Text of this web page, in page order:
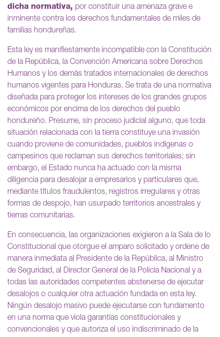
dicha normativa, por constituir una amenaza grave e
inminente contra los derechos fundamentales de miles de
familias hondureñas.
Esta ley es manifiestamente incompatible con la Constitución
de la República, la Convención Americana sobre Derechos
Humanos y los demás tratados internacionales de derechos
humanos vigentes para Honduras. Se trata de una normativa
diseñada para proteger los intereses de los grandes grupos
económicos por encima de los derechos del pueblo
hondureño. Presume, sin proceso judicial alguno, que toda
situación relacionada con la tierra constituye una invasión
cuando proviene de comunidades, pueblos indígenas o
campesinos que reclaman sus derechos territoriales; sin
embargo, el Estado nunca ha actuado con la misma
diligencia para desalojar a empresarios y particulares que,
mediante títulos fraudulentos, registros irregulares y otras
formas de despojo, han usurpado territorios ancestrales y
tierras comunitarias.
En consecuencia, las organizaciones exigieron a la Sala de lo
Constitucional que otorgue el amparo solicitado y ordene de
manera inmediata al Presidente de la República, al Ministro
de Seguridad, al Director General de la Policía Nacional y a
todas las autoridades competentes abstenerse de ejecutar
desalojos o cualquier otra actuación fundada en esta ley.
Ningún desalojo masivo puede ejecutarse con fundamento
en una norma que viola garantías constitucionales y
convencionales y que autoriza el uso indiscriminado de la